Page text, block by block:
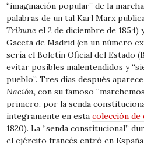
“imaginación popular” de la
palabras de un tal Karl Marx
Tribune el 2 de diciembre de 1854)
Gaceta de Madrid (en un número
sería el Boletín Oficial del Estado
evitar posibles malentendidos y
pueblo”. Tres días después
Nación, con su famoso
primero, por la senda
íntegramente en estacolección de
1820). La “senda constitucional”
el ejército francés entró en